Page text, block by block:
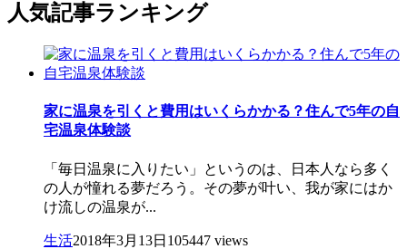
人気記事ランキング
家に温泉を引くと費用はいくらかかる？住んで5年の自
宅温泉体験談
「毎日温泉に入りたい」というのは、日本人なら多く
の人が憧れる夢だろう。その夢が叶い、我が家にはか
け流しの温泉が...
生活2018年3月13日 105447 views